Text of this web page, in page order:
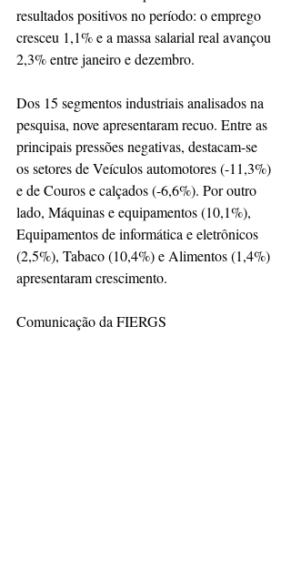
resultados positivos no período: o emprego
cresceu 1,1% e a massa salarial real avançou
2,3% entre janeiro e dezembro.
Dos 15 segmentos industriais analisados na
pesquisa, nove apresentaram recuo. Entre as
principais pressões negativas, destacam-se
os setores de Veículos automotores (-11,3%)
e de Couros e calçados (-6,6%). Por outro
lado, Máquinas e equipamentos (10,1%),
Equipamentos de informática e eletrônicos
(2,5%), Tabaco (10,4%) e Alimentos (1,4%)
apresentaram crescimento.
Comunicação da FIERGS